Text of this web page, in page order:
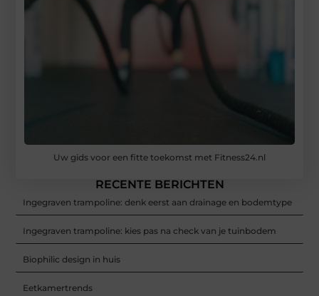
Uw gids voor een fitte toekomst met Fitness24.nl
RECENTE BERICHTEN
Ingegraven trampoline: denk eerst aan drainage en bodemtype
Ingegraven trampoline: kies pas na check van je tuinbodem
Biophilic design in huis
Eetkamertrends